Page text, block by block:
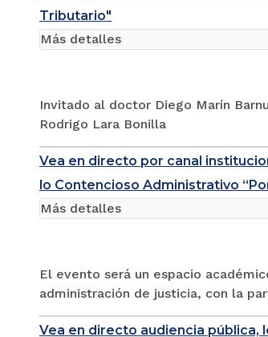
Tributario"
Invitado al doctor Diego Marín
Rodrigo Lara Bonilla
Más detalles
Vea en directo por canal
lo Contencioso Administrativo
El evento será un espacio
administración de justicia, con la
Más detalles
Vea en directo audiencia pública,